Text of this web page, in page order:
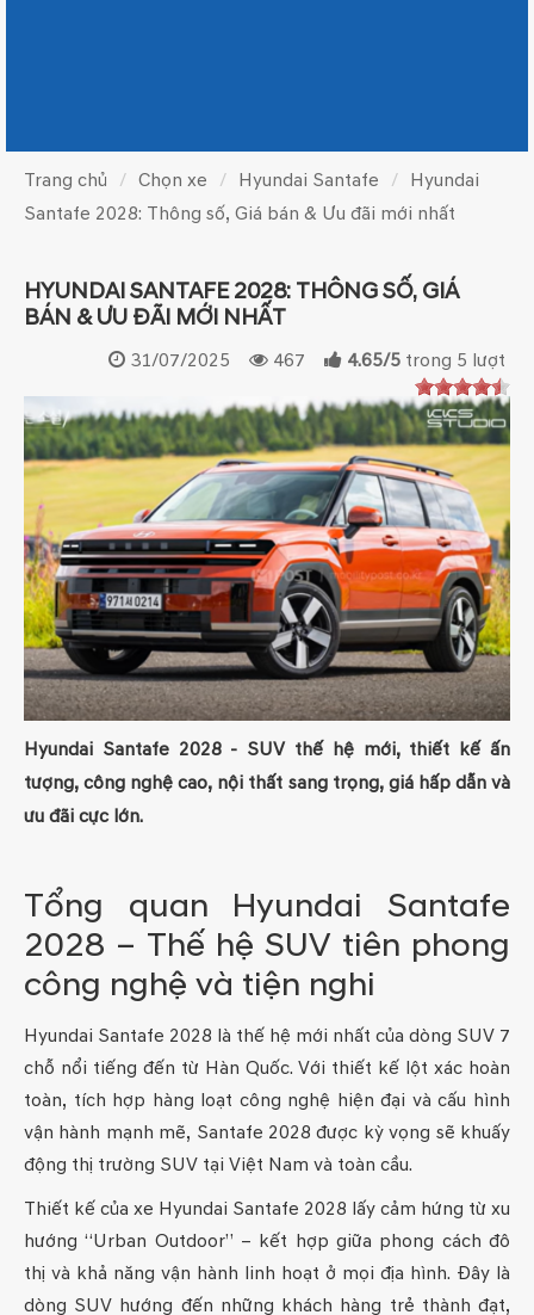
Trang chủ Chọn xe Hyundai Santafe
Hyundai
Santafe 2028: Thông số, Giá bán & Ưu đãi mới nhất
HYUNDAI SANTAFE 2028: THÔNG SỐ, GIÁ
BÁN & ƯU ĐÃI MỚI NHẤT
31/07/2025 467 4.65/5 trong 5 lượt
Hyundai Santafe 2028 - SUV thế hệ mới, thiết kế ấn
tượng, công nghệ cao, nội thất sang trọng, giá hấp dẫn và
ưu đãi cực lớn.
Tổng quan Hyundai Santafe
2028 – Thế hệ SUV tiên phong
công nghệ và tiện nghi
Hyundai Santafe 2028 là thế hệ mới nhất của dòng SUV 7
chỗ nổi tiếng đến từ Hàn Quốc. Với thiết kế lột xác hoàn
toàn, tích hợp hàng loạt công nghệ hiện đại và cấu hình
vận hành mạnh mẽ, Santafe 2028 được kỳ vọng sẽ khuấy
động thị trường SUV tại Việt Nam và toàn cầu.
Thiết kế của xe Hyundai Santafe 2028 lấy cảm hứng từ xu
hướng “Urban Outdoor” – kết hợp giữa phong cách đô
thị và khả năng vận hành linh hoạt ở mọi địa hình. Đây là
dòng SUV hướng đến những khách hàng trẻ thành đạt,